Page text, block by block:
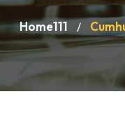
Home111 /